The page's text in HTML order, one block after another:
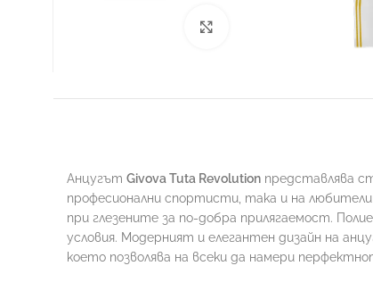
Анцугът Givova Tuta Revolution представлява
професионални спортисти, така и на
при глезените за по-добра прилягаемост.
условия. Модерният и елегантен дизайн на
което позволява на всеки да намери